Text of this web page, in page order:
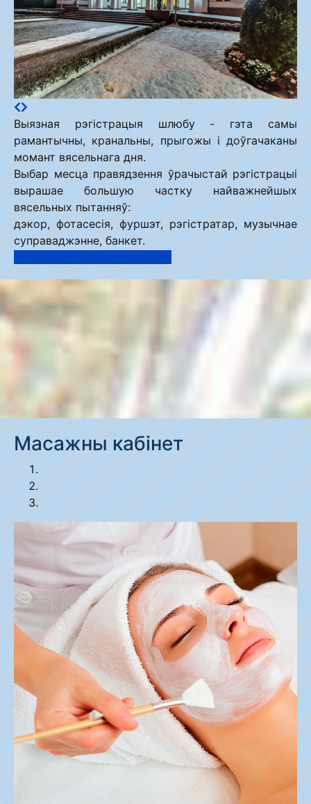
Выязная рэгістрацыя шлюбу - гэта самы
рамантычны, кранальны, прыгожы і доўгачаканы
момант вясельнага дня.
Выбар месца правядзення ўрачыстай рэгістрацыі
вырашае большую частку найважнейшых
вясельных пытанняў:
дэкор, фотасесія, фуршэт, рэгістратар, музычнае
суправаджэнне, банкет.
Масажны кабінет